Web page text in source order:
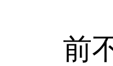
前不